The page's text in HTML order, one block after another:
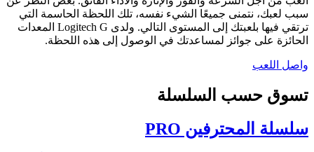
سبب لعبك، نتمنى جميعًا الشيء نفسه، تلك اللحظة الحاسمة التي
ترتقي فيها بلعبتك إلى المستوى التالي. ولدى ‏Logitech G المعدات
الحائزة على جوائز لمساعدتك في الوصول إلى هذه اللحظة.
واصل اللعب
تسوق حسب السلسلة
سلسلة المحترفين PRO